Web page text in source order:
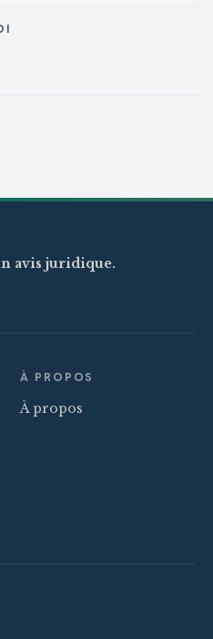
avis juridique.
À PROPOS
À propos